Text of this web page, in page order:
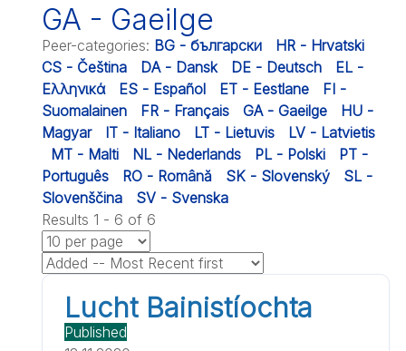
GA - Gaeilge
Peer-categories: BG - български
HR - Hrvatski
CS - Čeština
DA - Dansk DE - Deutsch
EL -
Ελληνικά
ES - Español ET - Eestlane
FI -
Suomalainen
FR - Français GA - Gaeilge
HU -
Magyar
IT - Italiano LT - Lietuvis
LV - Latvietis
MT - Malti
NL - Nederlands PL - Polski
PT -
Português
RO - Română SK - Slovenský
SL -
Slovenščina
SV - Svenska
Results 1 - 6 of 6
Lucht Bainistíochta
Published